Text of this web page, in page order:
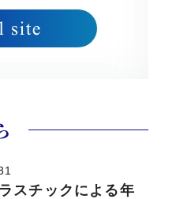
スチックによる年